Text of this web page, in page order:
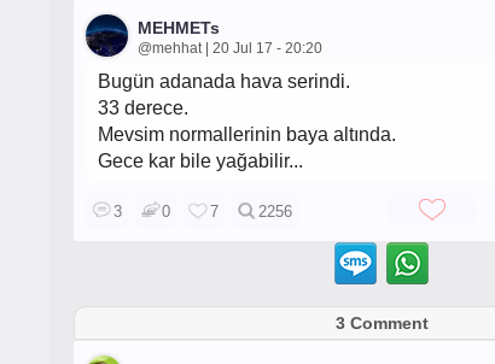
MEHMETs
@mehhat | 20 Jul 17 - 20:20
Bugün adanada hava serindi.
33 derece.
Mevsim normallerinin baya altında.
Gece kar bile yağabilir...
3 0 7 2256
3 Comment